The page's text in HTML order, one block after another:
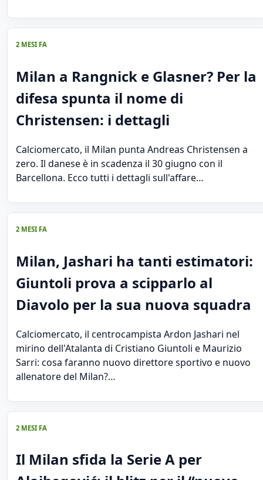
2 MESI FA
Milan a Rangnick e Glasner? Per la
difesa spunta il nome di
Christensen: i dettagli
Calciomercato, il Milan punta Andreas Christensen a
zero. Il danese è in scadenza il 30 giugno con il
Barcellona. Ecco tutti i dettagli sull'affare…
2 MESI FA
Milan, Jashari ha tanti estimatori:
Giuntoli prova a scipparlo al
Diavolo per la sua nuova squadra
Calciomercato, il centrocampista Ardon Jashari nel
mirino dell'Atalanta di Cristiano Giuntoli e Maurizio
Sarri: cosa faranno nuovo direttore sportivo e nuovo
allenatore del Milan?…
2 MESI FA
Il Milan sfida la Serie A per